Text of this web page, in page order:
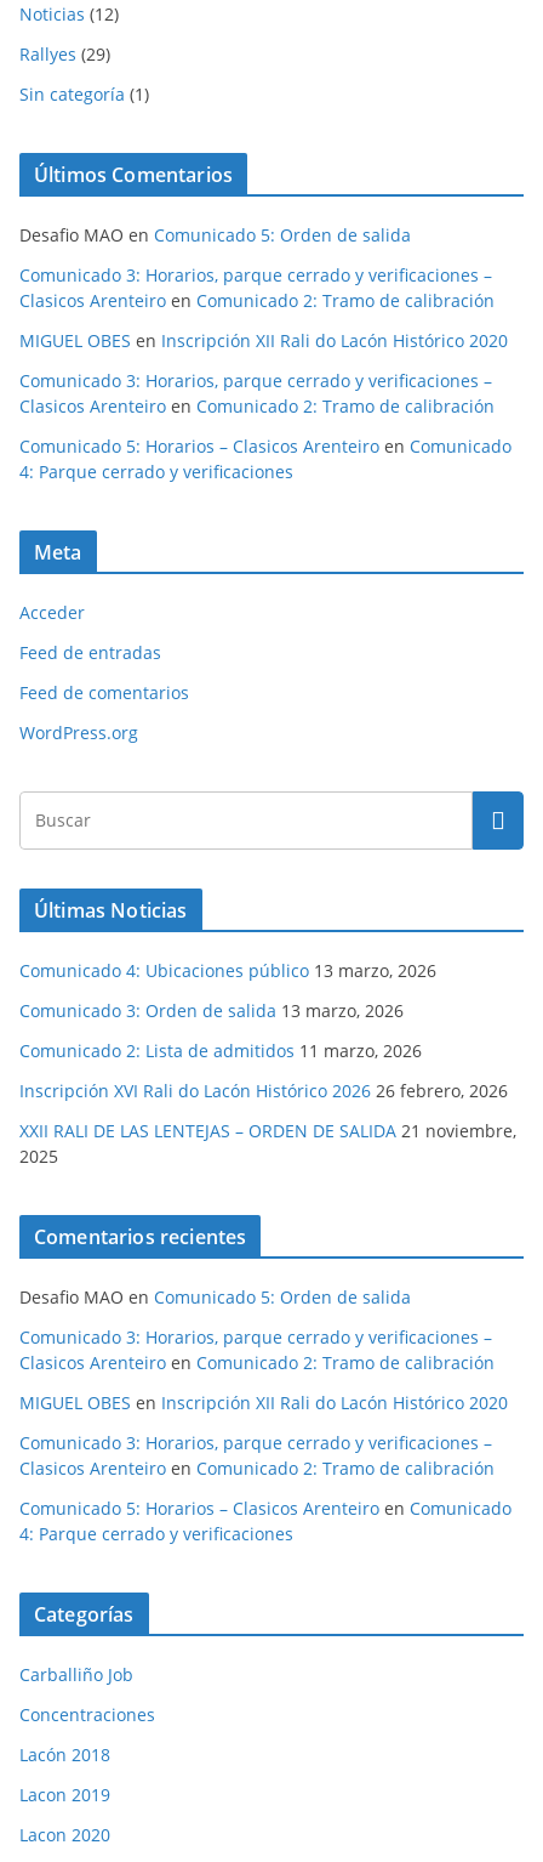
Noticias (12)
Rallyes (29)
Sin categoría (1)
Últimos Comentarios
Desafio MAO en Comunicado 5: Orden de salida
Comunicado 3: Horarios, parque cerrado y verificaciones –
Clasicos Arenteiro en Comunicado 2: Tramo de calibración
MIGUEL OBES en Inscripción XII Rali do Lacón Histórico 2020
Comunicado 3: Horarios, parque cerrado y verificaciones –
Clasicos Arenteiro en Comunicado 2: Tramo de calibración
Comunicado 5: Horarios – Clasicos Arenteiro en Comunicado
4: Parque cerrado y verificaciones
Meta
Acceder
Feed de entradas
Feed de comentarios
WordPress.org
Últimas Noticias
Comunicado 4: Ubicaciones público 13 marzo, 2026
Comunicado 3: Orden de salida 13 marzo, 2026
Comunicado 2: Lista de admitidos 11 marzo, 2026
Inscripción XVI Rali do Lacón Histórico 2026 26 febrero, 2026
XXII RALI DE LAS LENTEJAS – ORDEN DE SALIDA 21 noviembre,
2025
Comentarios recientes
Desafio MAO en Comunicado 5: Orden de salida
Comunicado 3: Horarios, parque cerrado y verificaciones –
Clasicos Arenteiro en Comunicado 2: Tramo de calibración
MIGUEL OBES en Inscripción XII Rali do Lacón Histórico 2020
Comunicado 3: Horarios, parque cerrado y verificaciones –
Clasicos Arenteiro en Comunicado 2: Tramo de calibración
Comunicado 5: Horarios – Clasicos Arenteiro en Comunicado
4: Parque cerrado y verificaciones
Categorías
Carballiño Job
Concentraciones
Lacón 2018
Lacon 2019
Lacon 2020